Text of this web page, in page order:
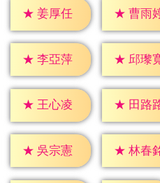
★ 姜厚任 ★ 曹雨
★ 李亞萍 ★ 邱瓈
★ 王心凌 ★ 田路
★ 吳宗憲 ★ 林春